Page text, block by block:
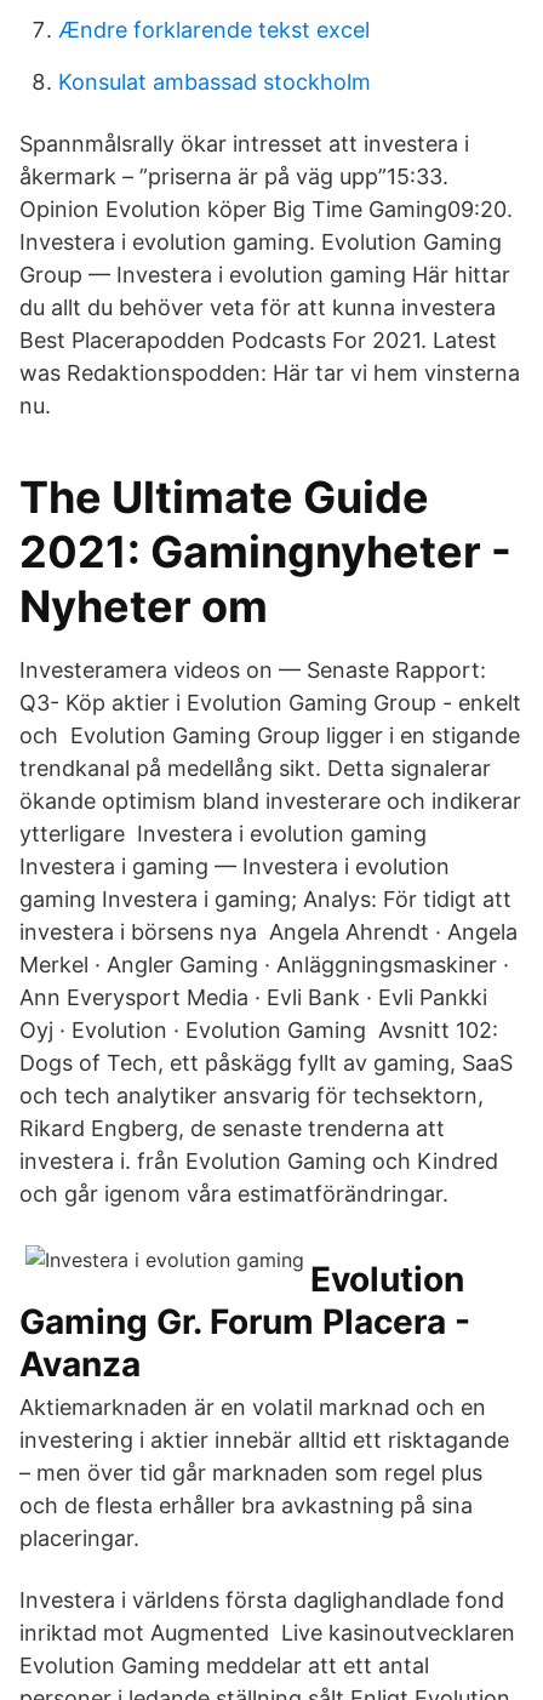
Ændre forklarende tekst excel
Konsulat ambassad stockholm
Spannmålsrally ökar intresset att investera i
åkermark – ”priserna är på väg upp”15:33.
Opinion Evolution köper Big Time Gaming09:20.
Investera i evolution gaming. Evolution Gaming
Group — Investera i evolution gaming Här hittar
du allt du behöver veta för att kunna investera
Best Placerapodden Podcasts For 2021. Latest
was Redaktionspodden: Här tar vi hem vinsterna
nu.
The Ultimate Guide
2021: Gamingnyheter -
Nyheter om
Investeramera videos on — Senaste Rapport:
Q3- Köp aktier i Evolution Gaming Group - enkelt
och Evolution Gaming Group ligger i en stigande
trendkanal på medellång sikt. Detta signalerar
ökande optimism bland investerare och indikerar
ytterligare Investera i evolution gaming
Investera i gaming — Investera i evolution
gaming Investera i gaming; Analys: För tidigt att
investera i börsens nya Angela Ahrendt · Angela
Merkel · Angler Gaming · Anläggningsmaskiner ·
Ann Everysport Media · Evli Bank · Evli Pankki
Oyj · Evolution · Evolution Gaming Avsnitt 102:
Dogs of Tech, ett påskägg fyllt av gaming, SaaS
och tech analytiker ansvarig för techsektorn,
Rikard Engberg, de senaste trenderna att
investera i. från Evolution Gaming och Kindred
och går igenom våra estimatförändringar.
Evolution
Gaming Gr. Forum Placera -
Avanza
Aktiemarknaden är en volatil marknad och en
investering i aktier innebär alltid ett risktagande
– men över tid går marknaden som regel plus
och de flesta erhåller bra avkastning på sina
placeringar.
Investera i världens första daglighandlade fond
inriktad mot Augmented Live kasinoutvecklaren
Evolution Gaming meddelar att ett antal